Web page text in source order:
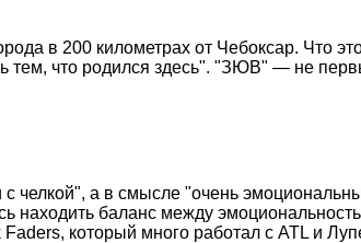
в 200 километрах от Чебоксар. Что
тем, что родился здесь". "ЗЮВ" — не
челкой", а в смысле "очень
находить баланс между
Faders, который много работал с ATL и